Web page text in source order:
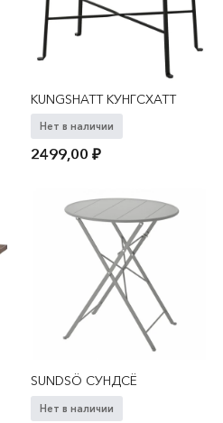
KUNGSHATT КУНГСХАТТ
Нет в наличии
2499,00₽
SUNDSÖ СУНДСЁ
Нет в наличии